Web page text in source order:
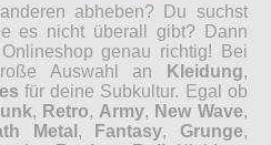
abheben? Du suchst
es nicht überall gibt? Dann
genau richtig! Bei
Auswahl an
Kleidung,
für deine Subkultur. Egal ob
, Retro, Army, New Wave,
Metal , Fantasy, Grunge,